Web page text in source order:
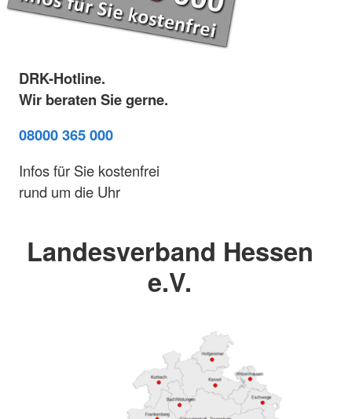
DRK-Hotline.
Wir beraten Sie gerne.
08000 365 000
Infos für Sie kostenfrei
rund um die Uhr
Landesverband Hessen
e.V.